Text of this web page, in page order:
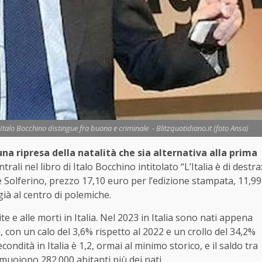
Bocchino distingue fra buona e criminale - Blitzquotidiano.it (foto Ansa)
ripresa della natalità che sia alternativa alla prima
nel libro di Italo Bocchino intitolato “L’Italia è di destra:
prezzo 17,10 euro per l’edizione stampata, 11,99
al centro di polemiche.
e alle morti in Italia. Nel 2023 in Italia sono nati appena
un calo del 3,6% rispetto al 2022 e un crollo del 34,2%
in Italia è 1,2, ormai al minimo storico, e il saldo tra